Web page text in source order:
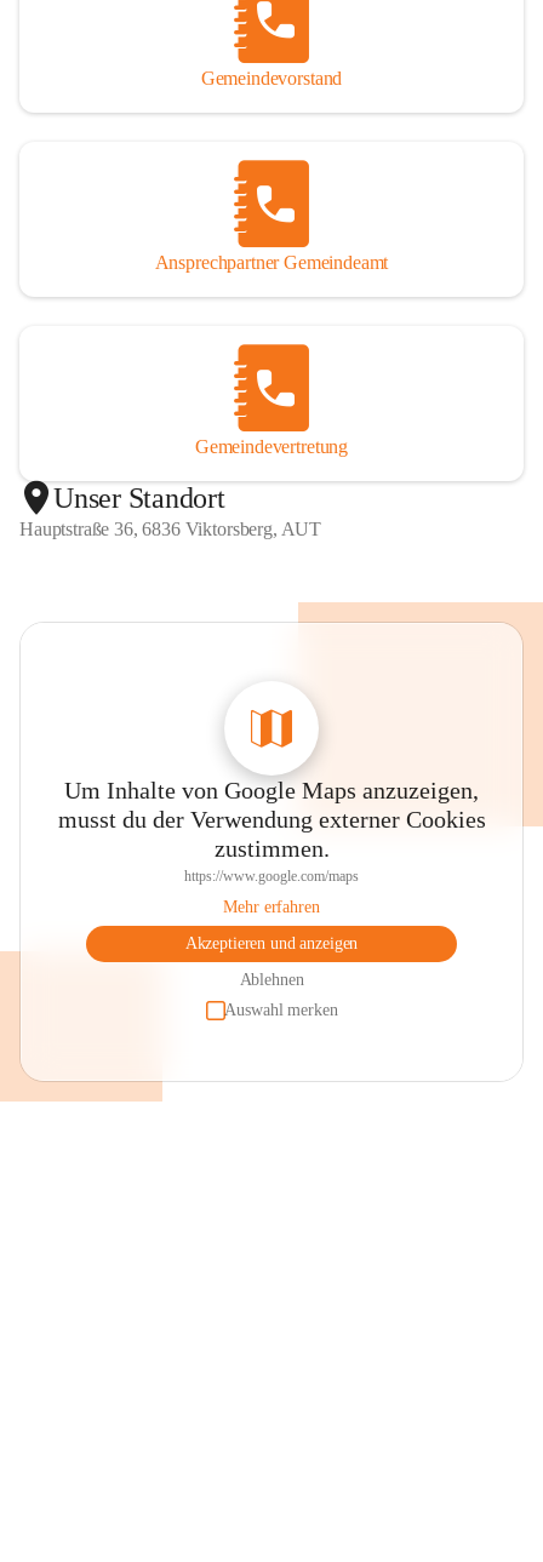
Gemeindevorstand
Ansprechpartner Gemeindeamt
Gemeindevertretung
Unser Standort
Hauptstraße 36, 6836 Viktorsberg, AUT
Um Inhalte von Google Maps anzuzeigen,
musst du der Verwendung externer Cookies
zustimmen.
https://www.google.com/maps
Mehr erfahren
Akzeptieren und anzeigen
Ablehnen
Auswahl merken